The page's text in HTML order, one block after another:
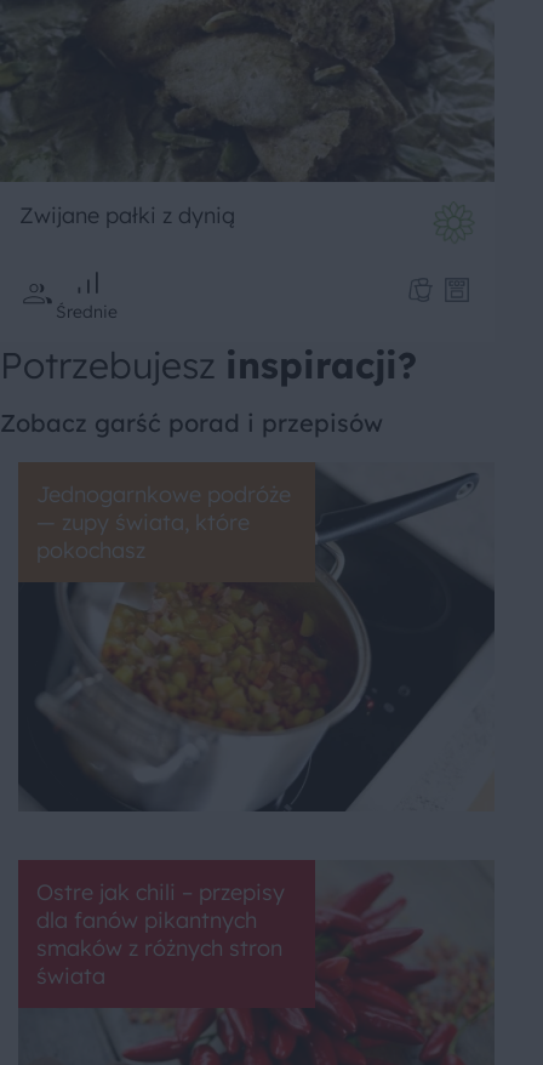
Zwijane pałki z dynią
Średnie
Potrzebujesz inspiracji?
Zobacz garść porad i przepisów
Jednogarnkowe podróże
— zupy świata, które
pokochasz
Ostre jak chili – przepisy
dla fanów pikantnych
smaków z różnych stron
świata